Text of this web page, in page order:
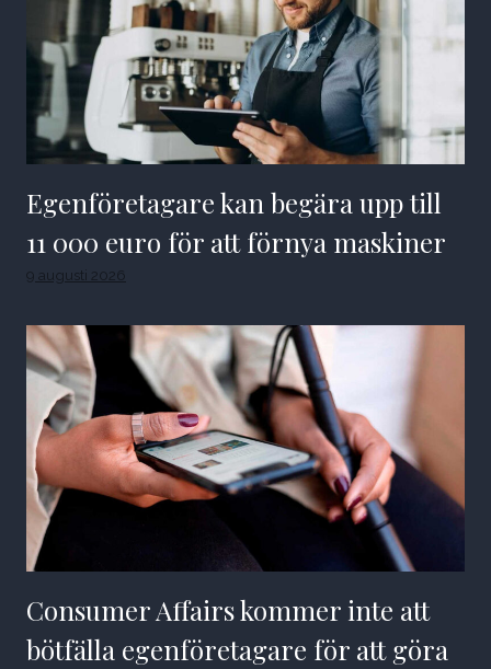
Egenföretagare kan begära upp till
11 000 euro för att förnya maskiner
9 augusti 2026
Consumer Affairs kommer inte att
bötfälla egenföretagare för att göra